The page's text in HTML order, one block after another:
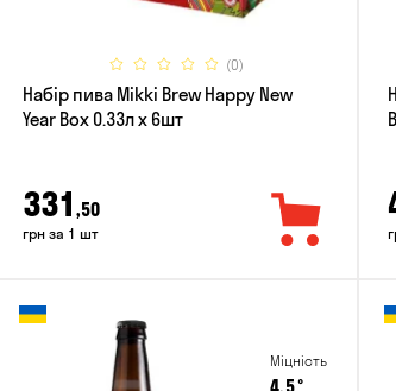
(0)
Набір пива Mikki Brew Happy New
Year Box 0.33л x 6шт
331 ,50
грн за 1 шт
Міцність
4.5°